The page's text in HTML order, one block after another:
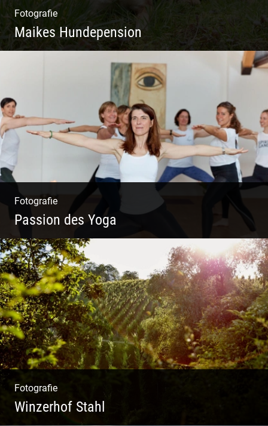
Fotografie
Maikes Hundepension
Tierisch lebendiges Shooting
Fotografie
Passion des Yoga
Ein herzliches Team
Fotografie
Winzerhof Stahl